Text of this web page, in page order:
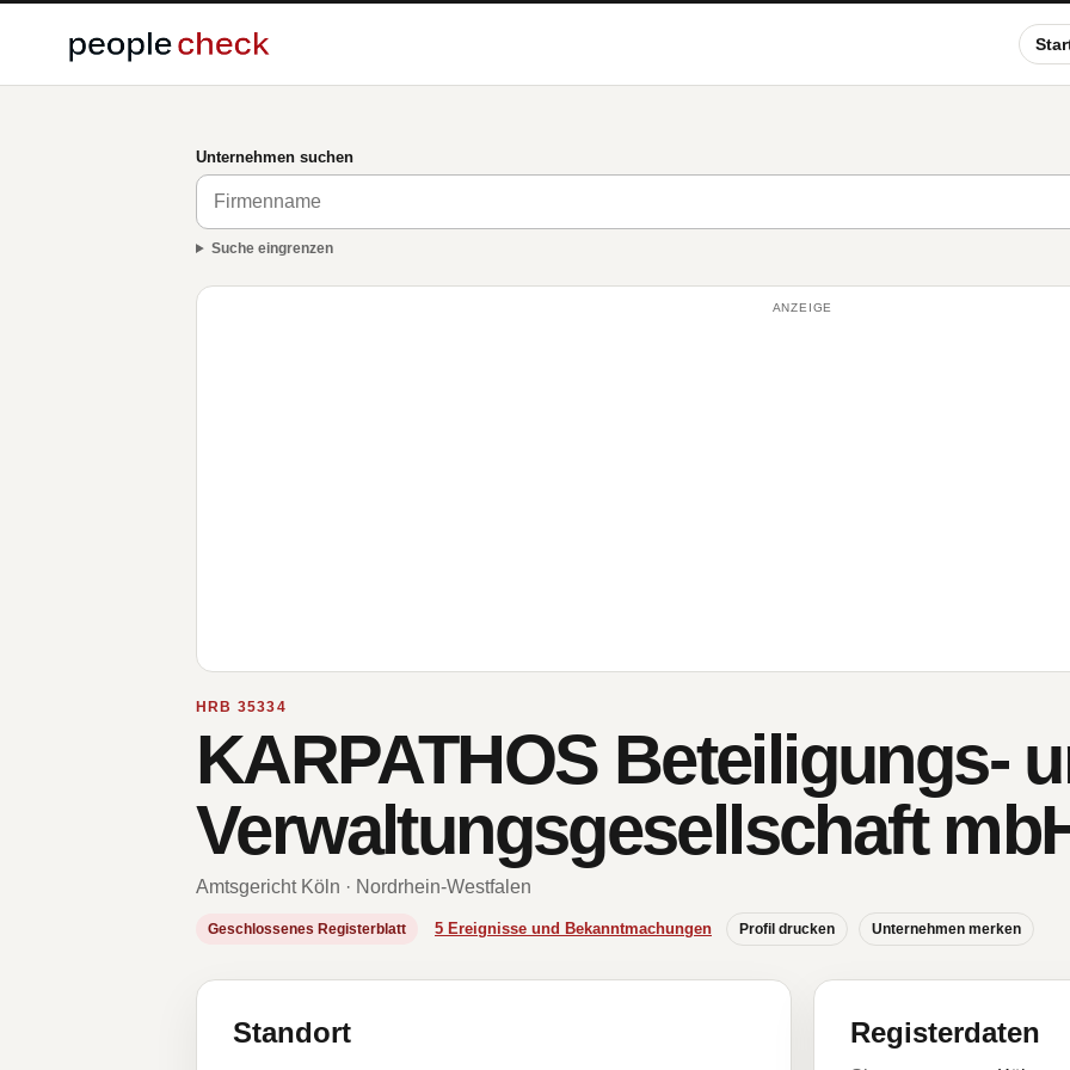
Unternehmen suchen
Suche eingrenzen
ANZEIGE
HRB 35334
KARPATHOS Beteiligungs-
Verwaltungsgesellschaft
Amtsgericht Köln · Nordrhein-Westfalen
Geschlossenes Registerblatt 5 Ereignisse und Bekanntmachungen Profil drucken Unternehmen merken
Standort Registerdaten